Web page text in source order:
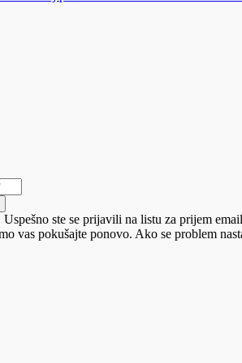
ste se prijavili na listu za prijem
vas pokušajte ponovo. Ako se problem